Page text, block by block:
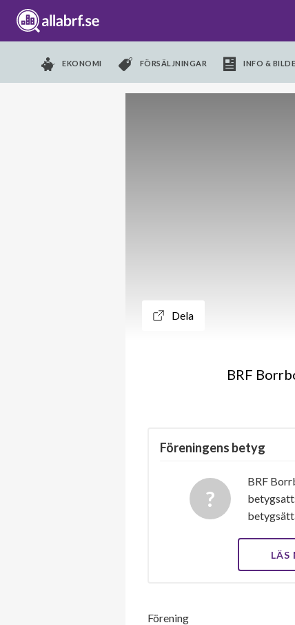
EKONOMI FÖRSÄLJNINGAR INFO &
Dela
BRF
Föreningens betyg
BRF
LÄS
Förening